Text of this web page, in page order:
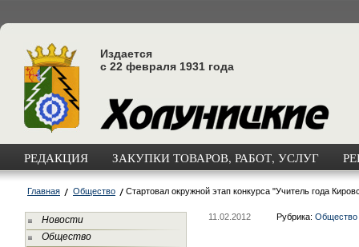
Издается
с 22 февраля 1931 года
РЕДАКЦИЯ ЗАКУПКИ ТОВАРОВ, РАБОТ, УСЛУГ
Главная Общество Стартовал окружной этап конкурса "Учитель года
Новости
Общество
11.02.2012 Рубрика: Общество